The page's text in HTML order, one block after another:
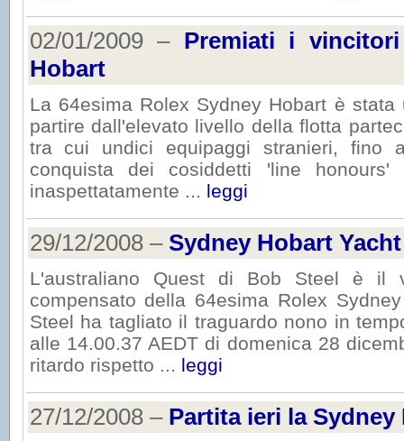
02/01/2009 – Premiati i
Hobart
La 64esima Rolex Sydney Hobart è stata
partire dall'elevato livello della flotta
tra cui undici equipaggi stranieri, fino
conquista dei cosiddetti 'line
inaspettatamente ... leggi
29/12/2008 – Sydney Hobart
L'australiano Quest di Bob Steel è il
compensato della 64esima Rolex
Steel ha tagliato il traguardo nono in
alle 14.00.37 AEDT di domenica 28
ritardo rispetto ... leggi
27/12/2008 – Partita ieri la Sydney